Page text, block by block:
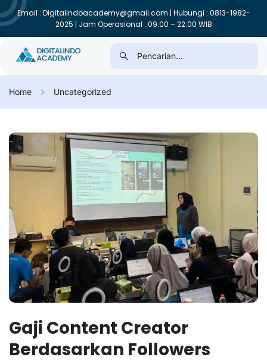
Email : Digitalindoacademy@gmail.com | Hubungi : 0813-1982-
2025 | Jam Operasional : 09:00 – 22:00 WIB
Home Uncategorized
Gaji Content Creator
Berdasarkan Followers